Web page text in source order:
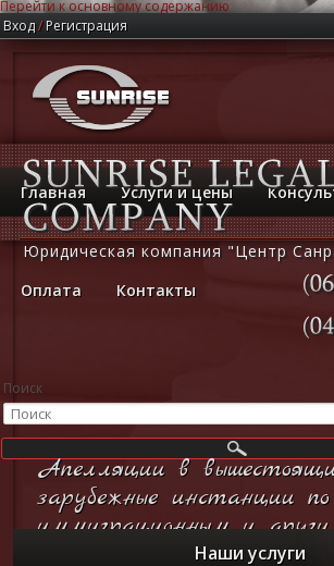
Перейти к основному содержанию
Вход/ Регистрация
Главная Услуги и цены
Оплата Контакты
Поиск
Юридическая компания "Центр
Апелляции в
зарубежные инстанции
иммиграционным и
Наши услуги